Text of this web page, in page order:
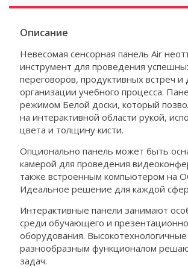
Описание
Невесомая сенсорная панель Air
инструмент для проведения
переговоров, продуктивных встреч и
организации учебного процесса.
режимом Белой доски, который
на интерактивной области рукой,
цвета и толщину кисти.
Опционально панель может быть
камерой для проведения
также встроенным компьютером на
Идеальное решение для каждой
Интерактивные панели занимают
среди обучающего и
оборудования. Высокотехнологичные
разнообразным функционалом
задач.